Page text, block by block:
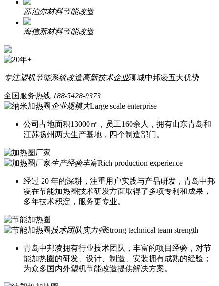
苏泊尔材料节能改造
海信新材料节能改造
专注塑机节能系统改造高新技术企业聊城中邦凌五大优势
全国服务热线 188-5428-9373
企业规模大Large scale enterprise
公司占地面积13000㎡，员工160余人，拥有山东青岛和
江苏扬州两大生产基地，四个制造部门。
生产经验丰富Rich production experience
经过 20 年的深耕，注重用户实践与产品研发，青岛中邦
凌在节能加热圈技术研发方面取得了多项专利和成果，
多年技术积淀，服务更专业。
技术团队实力强Strong technical team strength
青岛中邦凌拥有行业技术团队，丰富的项目经验，对节
能加热圈的研发、设计、制造、安装拥有成熟的经验；
为众多国内外塑机节能改造提供解决方案。